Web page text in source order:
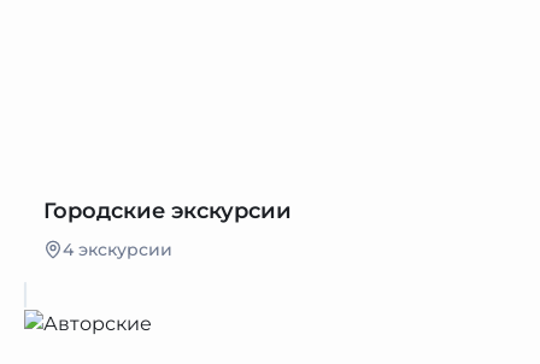
Городские экскурсии
4 экскурсии